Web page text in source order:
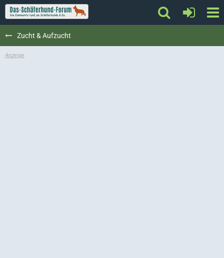
Zucht & Aufzucht